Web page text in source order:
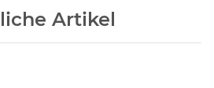
Artikel